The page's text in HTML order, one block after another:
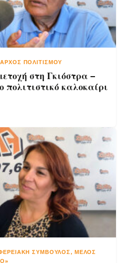
ΠΟΛΙΤΙΣΜΟΎ
στη Γκιόστρα –
πολιτιστικό καλοκαίρι
ΣΎΜΒΟΥΛΟΣ, ΜΈΛΟΣ